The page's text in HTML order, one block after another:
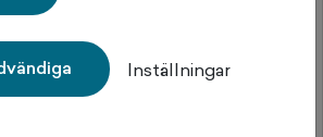
du efterfrågade visas. Det kan
inte längre finns tillgängligt att
Inställningar